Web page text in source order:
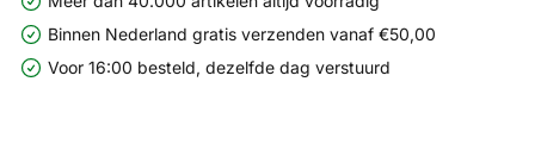
Binnen Nederland gratis verzenden vanaf €50,00
Voor 16:00 besteld, dezelfde dag verstuurd